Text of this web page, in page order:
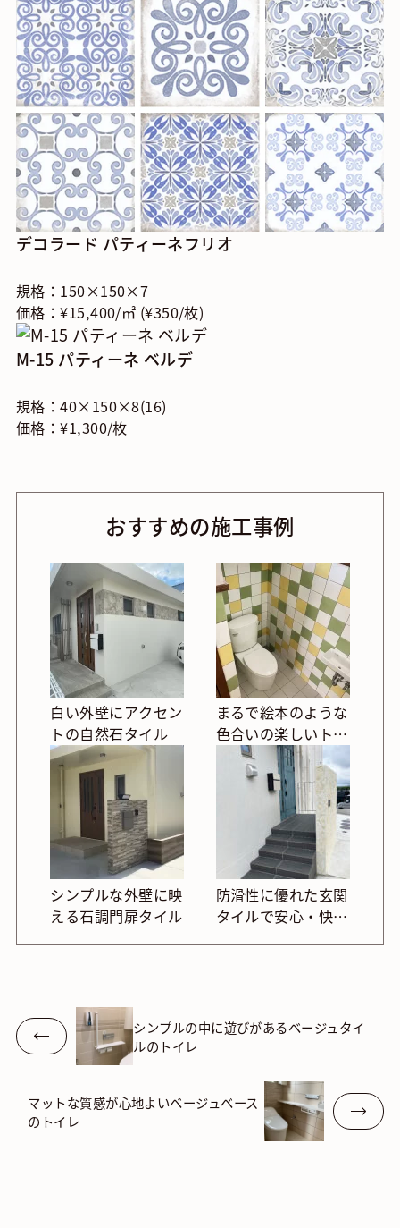
デコラード パティーネフリオ
規格：150×150×7
価格：¥15,400/㎡ (¥350/枚)
M-15 パティーネ ベルデ
規格：40×150×8(16)
価格：¥1,300/枚
おすすめの施工事例
白い外壁にアクセン
トの自然石タイル
まるで絵本のような
色合いの楽しいトイ
シンプルな外壁に映
える石調門扉タイル
防滑性に優れた玄関
タイルで安心・快
シンプルの中に遊びがあるベージュタイ
ルのトイレ
マットな質感が心地よいベージュベース
のトイレ